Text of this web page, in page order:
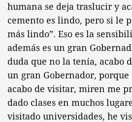
humana se deja traslucir y
cemento es lindo, pero si le
más lindo”. Eso es la
además es un gran
duda que no la tenía, acabo
un gran Gobernador, porque
acabo de visitar, miren me
dado clases en muchos
visitado universidades, he